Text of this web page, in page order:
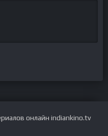
онлайн indiankino.tv